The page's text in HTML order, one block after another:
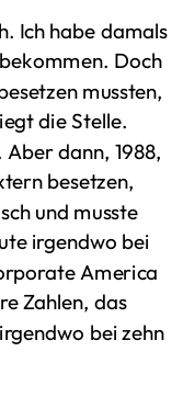
Ich habe damals
Doch
mussten,
die Stelle.
dann, 1988,
besetzen,
und musste
irgendwo bei
America
Zahlen, das
bei zehn